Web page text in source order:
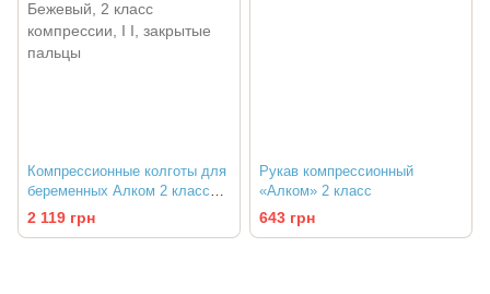
Компрессионные колготы для
беременных Алком 2 класс
компрессии
2 119 грн
Рукав компрессионный
«Алком» 2 класс
643 грн